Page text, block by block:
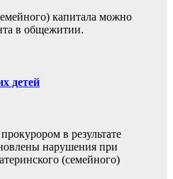
капитала можно
в общежитии.
детей
в результате
нарушения при
(семейного)